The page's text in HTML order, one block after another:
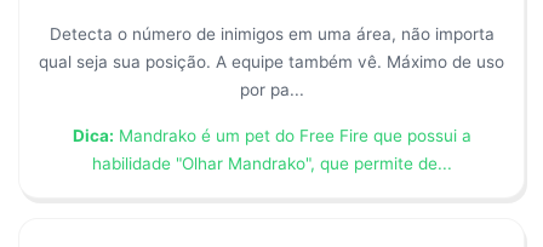
Detecta o número de inimigos em uma área, não importa
qual seja sua posição. A equipe também vê. Máximo de uso
por pa...
Dica: Mandrako é um pet do Free Fire que possui a
habilidade "Olhar Mandrako", que permite de...